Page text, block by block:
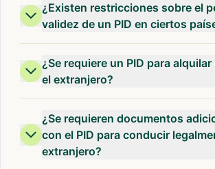
¿Existen restricciones sobre el
validez de un PID en ciertos
¿Se requiere un PID para
el extranjero?
¿Se requieren documentos
con el PID para conducir
extranjero?